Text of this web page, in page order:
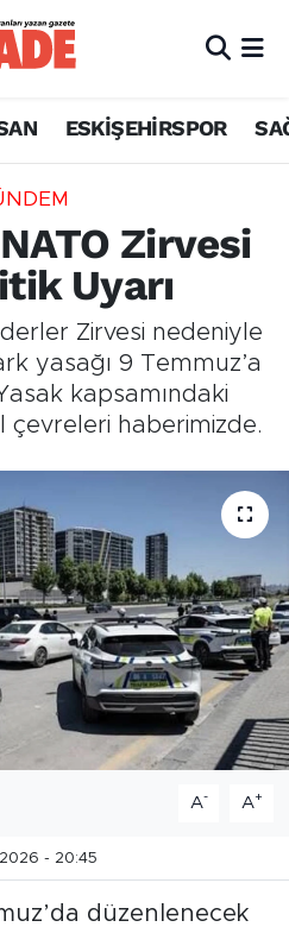
ESKİŞEHİRSPOR
Zirvesi
Uyarı
Zirvesi nedeniyle
yasağı 9 Temmuz’a
kapsamındaki
haberimizde.
A- A+
- 20:45
düzenlenecek